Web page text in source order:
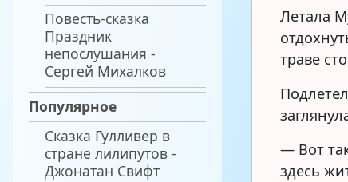
Повесть-сказка
Праздник
непослушания -
Сергей Михалков
Популярное
Сказка Гулливер в
стране лилипутов -
Джонатан Свифт
Летала
траве
— Вот
здесь